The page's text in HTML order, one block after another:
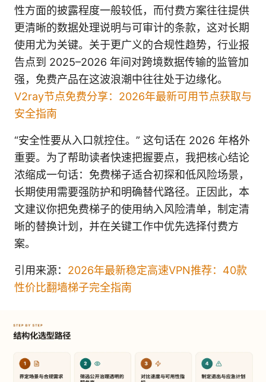
性方面的披露程度一般较低，而付费方案往往提供
更清晰的数据处理说明与可审计的条款，这对长期
使用尤为关键。关于更广义的合规性趋势，行业报
告点到 2025–2026 年间对跨境数据传输的监管加
强，免费产品在这波浪潮中往往处于边缘化。
V2ray节点免费分享：2026年最新可用节点获取与
安全指南
“安全性要从入口就控住。” 这句话在 2026 年格外
重要。为了帮助读者快速把握要点，我把核心结论
浓缩成一句话：免费梯子适合初探和低风险场景，
长期使用需要强防护和明确替代路径。正因此，本
文建议你把免费梯子的使用纳入风险清单，制定清
晰的替换计划，并在关键工作中优先选择付费方
案。
引用来源： 2026年最新稳定高速VPN推荐：40款
性价比翻墙梯子完全指南